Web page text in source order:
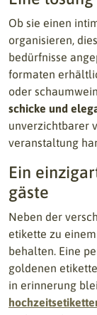
Ob sie einen
organisieren,
bedürfnisse
formaten
oder
schicke und
unverzichtbarer
veranstaltung
Ein
gäste
Neben der
etikette zu
behalten. Eine
goldenen
in erinnerung